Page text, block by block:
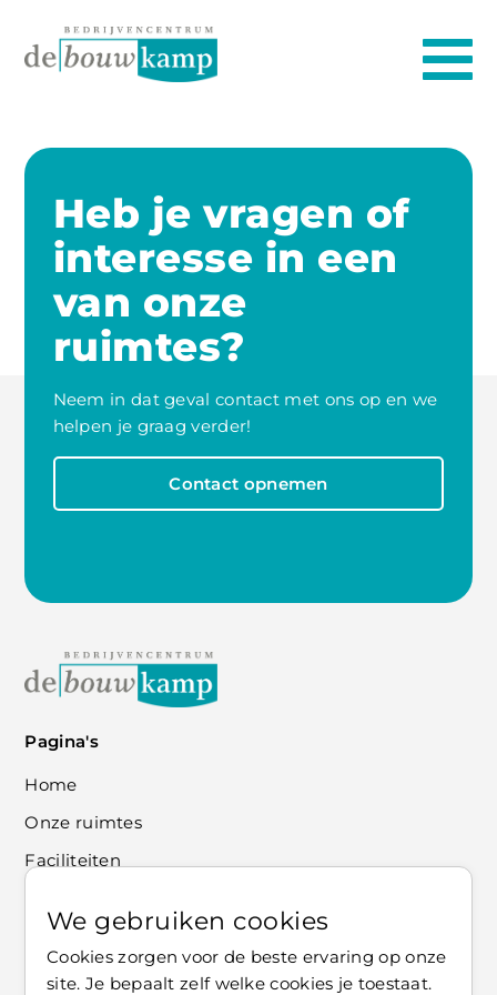
We gebruiken cookies
Cookies zorgen voor de beste ervaring op onze
site. Je bepaalt zelf welke cookies je toestaat.
Heb je vragen of
interesse in een
van onze
ruimtes?
Neem in dat geval contact met ons op en we
helpen je graag verder!
Contact opnemen
Pagina's
Home
Onze ruimtes
Faciliteiten
Informatie